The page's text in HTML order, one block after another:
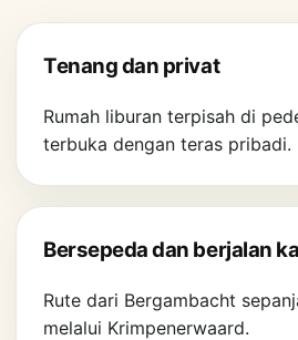
Tenang dan privat
Rumah liburan terpisah di
terbuka dengan teras pribadi.
Bersepeda dan berjalan
Rute dari Bergambacht
melalui Krimpenerwaard.